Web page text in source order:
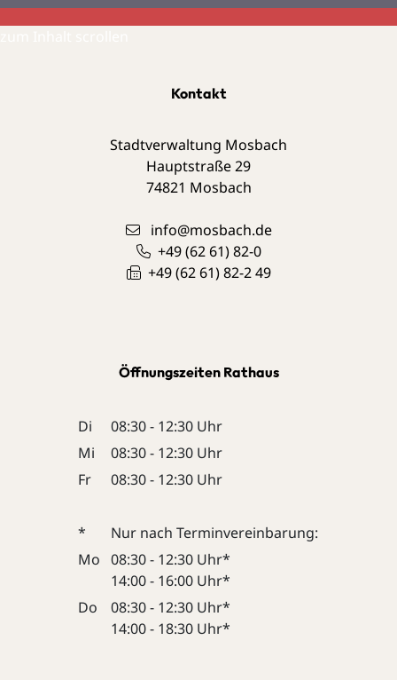
Kontakt
Stadtverwaltung Mosbach
Hauptstraße 29
74821 Mosbach
info@mosbach.de
+49 (62 61) 82-0
+49 (62 61) 82-2 49
Öffnungszeiten Rathaus
Di
08:30 - 12:30 Uhr
Mi
08:30 - 12:30 Uhr
Fr
08:30 - 12:30 Uhr
*
Nur nach Terminvereinbarung:
Mo 08:30 - 12:30 Uhr*
14:00 - 16:00 Uhr*
Do
08:30 - 12:30 Uhr*
14:00 - 18:30 Uhr*